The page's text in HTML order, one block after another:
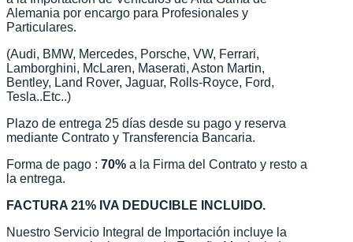
Alemania por encargo para Profesionales y
Particulares.
(Audi, BMW, Mercedes, Porsche, VW, Ferrari,
Lamborghini, McLaren, Maserati, Aston Martin,
Bentley, Land Rover, Jaguar, Rolls-Royce, Ford,
Tesla..Etc..)
Plazo de entrega 25 días desde su pago y reserva
mediante Contrato y Transferencia Bancaria.
Forma de pago : 70% a la Firma del Contrato y resto a
la entrega.
FACTURA 21% IVA DEDUCIBLE INCLUIDO.
Nuestro Servicio Integral de Importación incluye la